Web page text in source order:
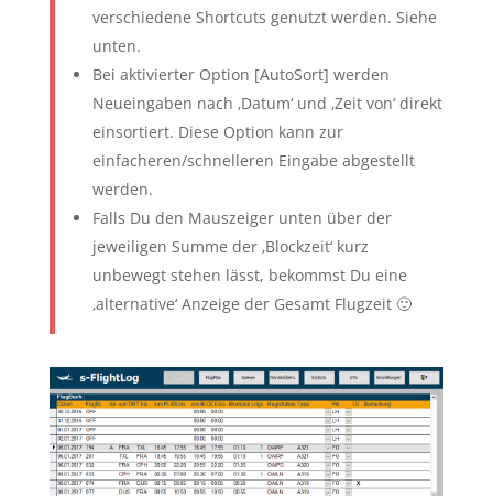
verschiedene Shortcuts genutzt werden. Siehe
unten.
Bei aktivierter Option [AutoSort] werden
Neueingaben nach ‚Datum‘ und ‚Zeit von‘ direkt
einsortiert. Diese Option kann zur
einfacheren/schnelleren Eingabe abgestellt
werden.
Falls Du den Mauszeiger unten über der
jeweiligen Summe der ‚Blockzeit‘ kurz
unbewegt stehen lässt, bekommst Du eine
‚alternative‘ Anzeige der Gesamt Flugzeit 🙂